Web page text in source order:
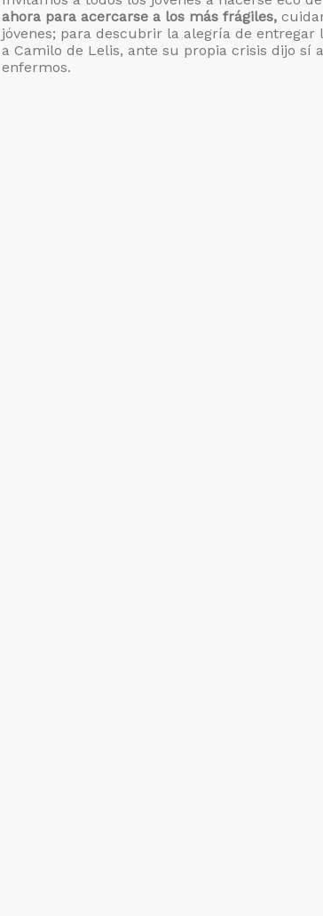
ahora para acercarse a los más frágiles,
jóvenes; para descubrir la alegría de entregar
a Camilo de Lelis, ante su propia crisis dijo sí
enfermos.